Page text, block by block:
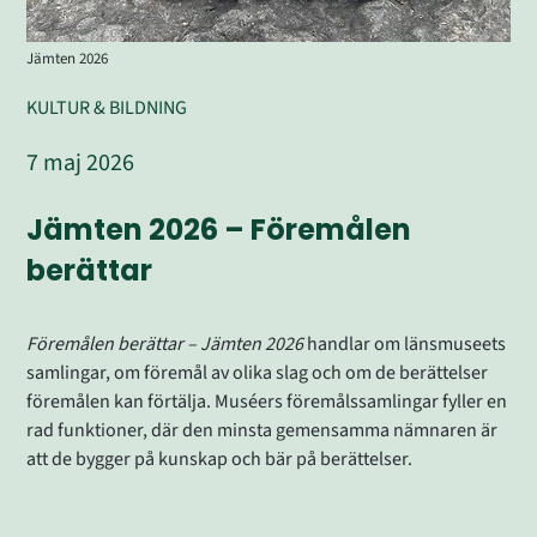
Jämten 2026 – Föremålen
berättar
7 maj 2026
KULTUR & BILDNING
Föremålen berättar – Jämten 2026 handlar om länsmuseets
samlingar, om föremål av olika slag och om de berättelser
föremålen kan förtälja. Muséers föremålssamlingar fyller en
rad funktioner, där den minsta gemensamma nämnaren är
att de bygger på kunskap och bär på berättelser.
Jämten 2026